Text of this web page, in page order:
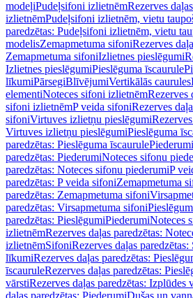
modeļiPudeļsifoni izlietnēmRezerves
izlietnēmPudeļsifoni izlietnēm, vietu
paredzētas: Pudeļsifoni izlietnēm, vietu
modelisZemapmetuma sifoniRezerves
Zemapmetuma sifoniIzlietnes pieslēgumi
Izlietnes pieslēgumiPieslēguma īscaurule
līkumiPārsegiBlīvējumiVertikālās caurules
elementiNoteces sifoni izlietnēmRezerves
sifoni izlietnēmP veida sifoniRezerves
sifoniVirtuves izlietņu pieslēgumi
Virtuves izlietņu pieslēgumiPieslēguma
paredzētas: Pieslēguma īscaurulePiederumi
paredzētas: PiederumiNoteces sifonu
paredzētas: Noteces sifonu piederumiP
paredzētas: P veida sifoniZemapmetuma
paredzētas: Zemapmetuma sifoni
paredzētas: Virsapmetuma sifoni
paredzētas: PieslēgumiPiederumiNoteces
izlietnēmRezerves daļas paredzētas:
izlietnēmSifoniRezerves daļas
līkumiRezerves daļas paredzētas:
īscauruleRezerves daļas paredzētas:
vārstiRezerves daļas paredzētas: Izplūdes
daļas paredzētas: PiederumiDušas un